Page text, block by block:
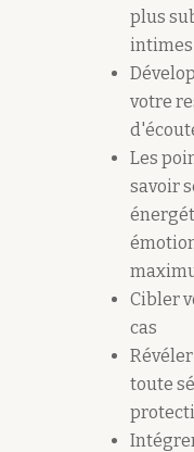
plus
intimes
votre
Les
savoir
Cibler
cas
toute